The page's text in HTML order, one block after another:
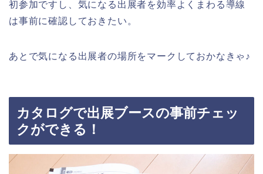
初参加ですし、気になる出展者を効率よくまわる導線
は事前に確認しておきたい。
あとで気になる出展者の場所をマークしておかなきゃ♪
カタログで出展ブースの事前チェッ
クができる！